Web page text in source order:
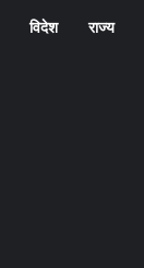
विदेश राज्य